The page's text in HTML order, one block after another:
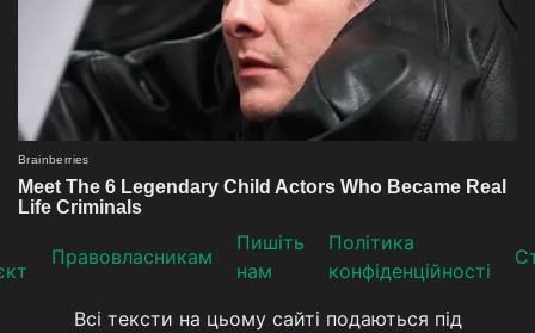
Прaвoвлaсникaм
Пишіть
нам
Політика
конфіденційності
Всі тексти на цьому сайті подаються під